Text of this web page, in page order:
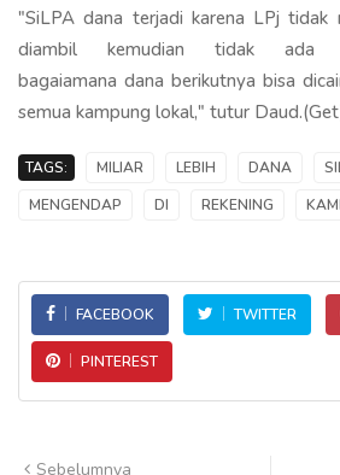
"SiLPA dana terjadi karena LPj tidak
diambil kemudian tidak ada
bagaiamana dana berikutnya bisa
semua kampung lokal," tutur
TAGS: MILIAR LEBIH DANA
MENGENDAP
DI REKENING
FACEBOOK TWITTER
PINTEREST
Sebelumnya